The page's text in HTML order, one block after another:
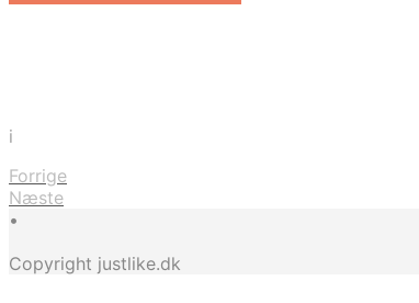
i
Forrige
Næste
•
Copyright justlike.dk